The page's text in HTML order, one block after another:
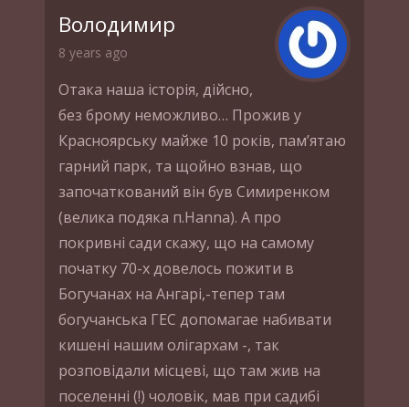
Володимир
8 years ago
Отака наша iсторiя, дiйсно,
без брому неможливо… Прожив у
Красноярську майже 10 рокiв, пам’ятаю
гарний парк, та щойно взнав, що
започаткований вiн був Симиренком
(велика подяка п.Hanna). А про
покривнi сади скажу, що на самому
початку 70-х довелось пожити в
Богучанах на Ангарi,-тепер там
богучанська ГЕС допомагае набивати
кишенi нашим олiгархам -, так
розповiдали мiсцевi, що там жив на
поселеннi (!) чоловiк, мав при садибi